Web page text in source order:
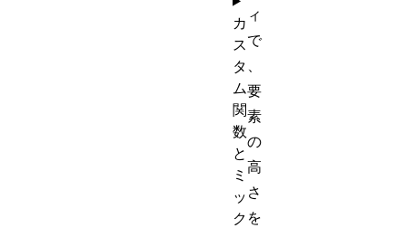
ィ
で
、
要
素
の
高
さ
を
カ
ス
タ
ム
関
数
と
ミ
ッ
ク